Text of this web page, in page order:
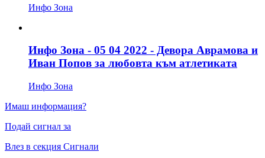
Инфо Зона
Инфо Зона - 05 04 2022 - Девора Аврамова и
Иван Попов за любовта към атлетиката
Инфо Зона
Имаш информация?
Подай сигнал за
Влез в секция Сигнали